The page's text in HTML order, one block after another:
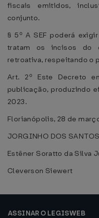
fiscais emitidos,
conjunto.
§ 5º A SEF poderá
tratam os incisos do
retroativa, respeitando o
Art. 2º Este Decreto
publicação, produzindo
2023.
Florianópolis, 28 de
JORGINHO DOS SANTOS
Estêner Soratto da Silva
Cleverson Siewert
ASSINAR O LEGISWEB